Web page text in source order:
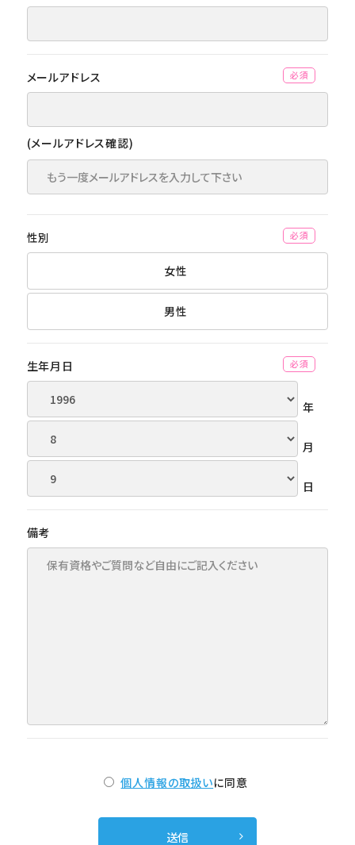
メールアドレス (必須)
(メールアドレス確認)
性別 (必須)
女性
男性
生年月日 (必須)
年
月
日
備考
個人情報の取扱いに同意